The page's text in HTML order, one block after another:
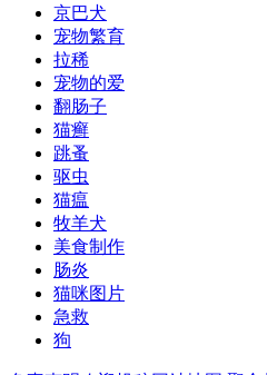
京巴犬
宠物繁育
拉稀
宠物的爱
翻肠子
猫癣
跳蚤
驱虫
猫瘟
牧羊犬
美食制作
肠炎
猫咪图片
急救
狗